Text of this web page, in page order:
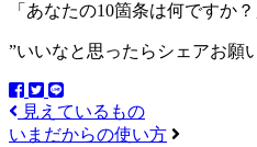
「あなたの10箇条は何ですか？
”いいなと思ったらシェアお願
見えているもの
いまだからの使い方